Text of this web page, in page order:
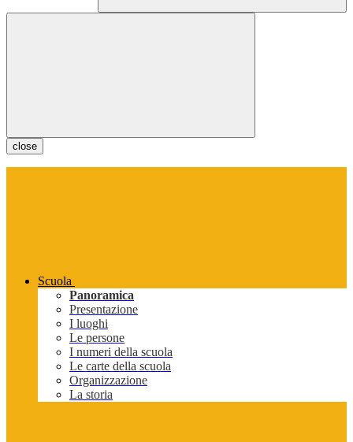
close
Scuola
Panoramica
Presentazione
I luoghi
Le persone
I numeri della scuola
Le carte della scuola
Organizzazione
La storia